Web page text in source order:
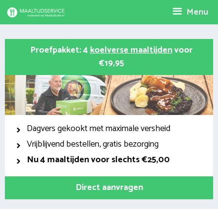
Spring
naar
Menu
Proefpakket: 4koelverse maaltijdenvoor
€19,95
Dagvers gekookt met maximale versheid
Vrijblijvend bestellen, gratis bezorging
Nu4 maaltijden voor slechts €25,00
Direct aanvragen